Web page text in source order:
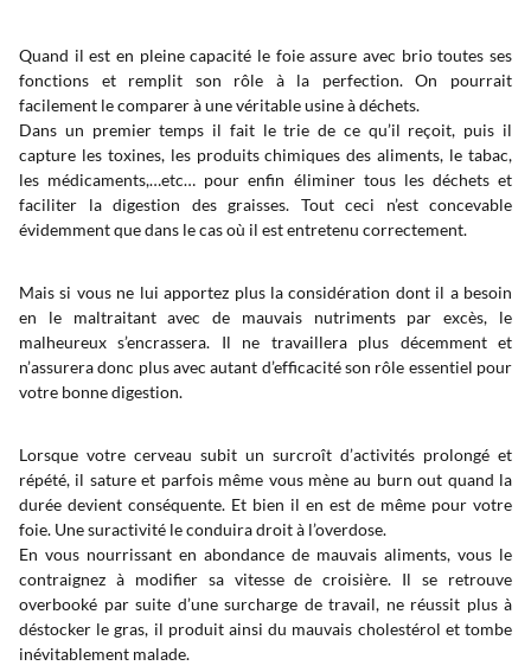
Quand il est en pleine capacité le foie assure avec brio toutes ses
fonctions et remplit son rôle à la perfection. On pourrait
facilement le comparer à une véritable usine à déchets.
Dans un premier temps il fait le trie de ce qu’il reçoit, puis il
capture les toxines, les produits chimiques des aliments, le tabac,
les médicaments,…etc… pour enfin éliminer tous les déchets et
faciliter la digestion des graisses. Tout ceci n’est concevable
évidemment que dans le cas où il est entretenu correctement.
Mais si vous ne lui apportez plus la considération dont il a besoin
en le maltraitant avec de mauvais nutriments par excès, le
malheureux s’encrassera. Il ne travaillera plus décemment et
n’assurera donc plus avec autant d’efficacité son rôle essentiel pour
votre bonne digestion.
Lorsque votre cerveau subit un surcroît d’activités prolongé et
répété, il sature et parfois même vous mène au burn out quand la
durée devient conséquente. Et bien il en est de même pour votre
foie. Une suractivité le conduira droit à l’overdose.
En vous nourrissant en abondance de mauvais aliments, vous le
contraignez à modifier sa vitesse de croisière. Il se retrouve
overbooké par suite d’une surcharge de travail, ne réussit plus à
déstocker le gras, il produit ainsi du mauvais cholestérol et tombe
inévitablement malade.